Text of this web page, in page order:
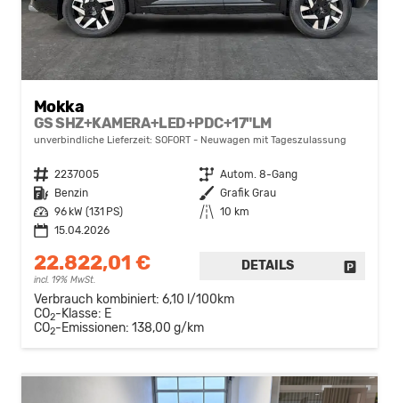
Mokka
GS SHZ+KAMERA+LED+PDC+17"LM
unverbindliche Lieferzeit: SOFORT Neuwagen mit Tageszulassung
Fahrzeugnr. 2237005 Getriebe Autom. 8-Gang
Kraftstoff
Benzin Außenfarbe Grafik Grau
Leistung
96 kW (131 PS) Kilometerstand
10 km
15.04.2026
22.822,01 €
incl. 19% MwSt.
DETAILS
Verbrauch kombiniert: 6,10 l/100km
CO2-Klasse: E
CO2-Emissionen: 138,00 g/km